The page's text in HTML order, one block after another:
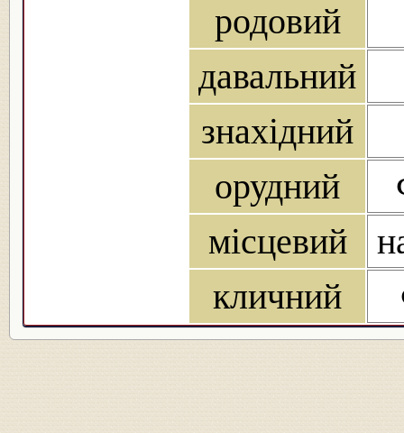
родовий
давальний
знахідний
орудний
місцевий
кличний